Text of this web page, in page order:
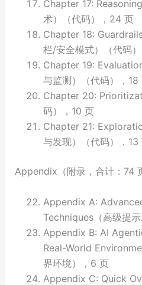
Chapter 17:
术）（代码），24 页
Chapter 18:
栏/安全模式）（代码
Chapter 19:
与监测）（代码），18
Chapter 20:
码），10 页
Chapter 21:
与发现）（代码），13
Appendix（附录，合计：74
Appendix A:
Techniques（高级提
Appendix B: AI
Real-World
界环境），6 页
Appendix C: Quick